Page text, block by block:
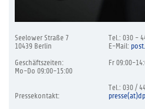
Seelower Straße 7
10439 Berlin
Geschäftszeiten:
Mo-Do 09:00-15:00
Pressekontakt:
Tel.: 030 -
E-Mail:
Fr 09:00-
Tel.: 030 /